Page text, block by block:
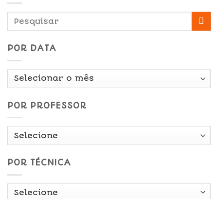
POR DATA
Por
POR PROFESSOR
POR TÉCNICA